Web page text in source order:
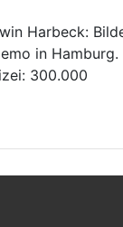
Harbeck:
in Hamburg.
300.000